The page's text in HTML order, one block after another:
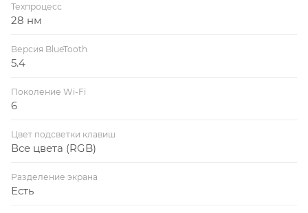
Техпроцесс
28 нм
Версия BlueTooth
5.4
Поколение Wi-Fi
6
Цвет подсветки клавиш
Все цвета (RGB)
Разделение экрана
Есть